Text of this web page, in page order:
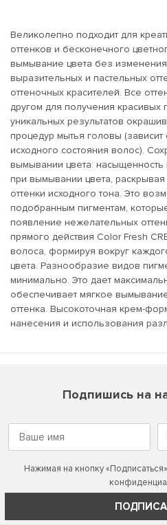
Великолепно подходит для
оттенков и бесконечного
вымывание цвета без
выразительных и пастельных
оттеночных красителей. Все
другом для получения красивых
уникальных результатов
процедур мытья головы (зависит
исходного состояния волос).
вымывании цвета: насыщенность
при вымывании цвета,
оттенки исходного тона. Это
подобранным пигментам,
появление нежелательных
прямого действия Color Fresh
волоса, формируя вокруг
цвета. Разнообразие видов
минимально. Это дает
обеспечивает мягкое
оттенка. Высокоточная крем-
нанесения и использования
Подпишись на
Нажимая на кнопку